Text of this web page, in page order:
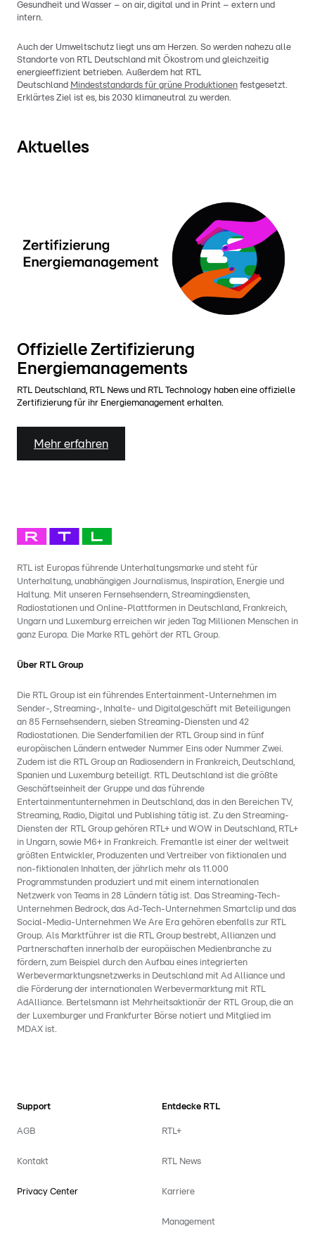
Gesundheit und Wasser – on air, digital und in Print – extern und
intern.
Auch der Umweltschutz liegt uns am Herzen. So werden nahezu alle
Standorte von RTL Deutschland mit Ökostrom und gleichzeitig
energieeffizient betrieben. Außerdem hat RTL
Deutschland Mindeststandards für grüne Produktionen festgesetzt.
Erklärtes Ziel ist es, bis 2030 klimaneutral zu werden.
Aktuelles
Offizielle Zertifizierung
Energiemanagements
RTL Deutschland, RTL News und RTL Technology haben eine offizielle
Zertifizierung für ihr Energiemanagement erhalten.
Mehr erfahren
RTL ist Europas führende Unterhaltungsmarke und steht für
Unterhaltung, unabhängigen Journalismus, Inspiration, Energie und
Haltung. Mit unseren Fernsehsendern, Streamingdiensten,
Radiostationen und Online-Plattformen in Deutschland, Frankreich,
Ungarn und Luxemburg erreichen wir jeden Tag Millionen Menschen in
ganz Europa. Die Marke RTL gehört der RTL Group.
Über RTL Group
Die RTL Group ist ein führendes Entertainment-Unternehmen im
Sender-, Streaming-, Inhalte- und Digitalgeschäft mit Beteiligungen
an 85 Fernsehsendern, sieben Streaming-Diensten und 42
Radiostationen. Die Senderfamilien der RTL Group sind in fünf
europäischen Ländern entweder Nummer Eins oder Nummer Zwei.
Zudem ist die RTL Group an Radiosendern in Frankreich, Deutschland,
Spanien und Luxemburg beteiligt. RTL Deutschland ist die größte
Geschäftseinheit der Gruppe und das führende
Entertainmentunternehmen in Deutschland, das in den Bereichen TV,
Streaming, Radio, Digital und Publishing tätig ist. Zu den Streaming-
Diensten der RTL Group gehören RTL+ und WOW in Deutschland, RTL+
in Ungarn, sowie M6+ in Frankreich. Fremantle ist einer der weltweit
größten Entwickler, Produzenten und Vertreiber von fiktionalen und
non-fiktionalen Inhalten, der jährlich mehr als 11.000
Programmstunden produziert und mit einem internationalen
Netzwerk von Teams in 28 Ländern tätig ist. Das Streaming-Tech-
Unternehmen Bedrock, das Ad-Tech-Unternehmen Smartclip und das
Social-Media-Unternehmen We Are Era gehören ebenfalls zur RTL
Group. Als Marktführer ist die RTL Group bestrebt, Allianzen und
Partnerschaften innerhalb der europäischen Medienbranche zu
fördern, zum Beispiel durch den Aufbau eines integrierten
Werbevermarktungsnetzwerks in Deutschland mit Ad Alliance und
die Förderung der internationalen Werbevermarktung mit RTL
AdAlliance. Bertelsmann ist Mehrheitsaktionär der RTL Group, die an
der Luxemburger und Frankfurter Börse notiert und Mitglied im
MDAX ist.
Support
AGB
Kontakt
Privacy Center
Entdecke RTL
RTL+
RTL News
Karriere
Management